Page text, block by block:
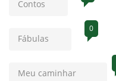
Contos
Fábulas
0
Meu caminhar